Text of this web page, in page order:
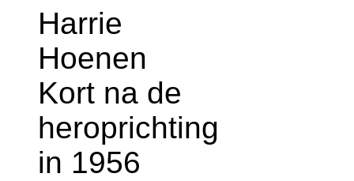
Harrie
Hoenen
Kort na de
heroprichting
in 1956